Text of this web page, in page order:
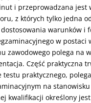
i przeprowadzana jest
z których tylko jedna
warunków
w postaci
zawodowego polega
Część praktyczna
praktycznego,
na
‎kwalifikacji określony